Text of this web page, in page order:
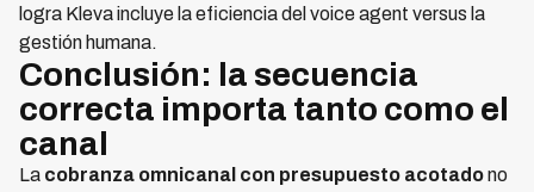
logra Kleva incluye la eficiencia del voice agent versus la
gestión humana.
Conclusión: la secuencia
correcta importa tanto como el
canal
La cobranza omnicanal con presupuesto acotadono